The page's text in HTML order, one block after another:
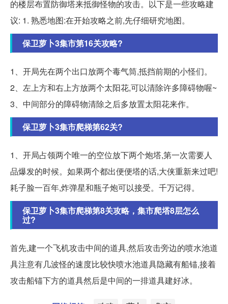
的楼层布置防御塔来抵御怪物的攻击。以下是一些攻略建
议: 1. 熟悉地图:在开始攻略之前,先仔细研究地图。
保卫萝卜3集市第16关攻略?
1、开局先在两个出口放两个毒气筒,抵挡前期的小怪们。
2、左上方和右上方放两个太阳花,可以清除许多障碍物喔~
3、中间部分的障碍物清除之后多放置太阳花来作。
保卫萝卜3集市爬梯第62关?
1、开局占领两个唯一的空位放下两个炮塔,第一次需要人
品爆发的时候。如果两个都出便便塔的话,大侠重新来过吧!
耗子脸一百年,炸弹星和瓶子炮可以接受。千万记得。
保卫萝卜3集市爬梯第8关攻略，集市爬塔8层怎么
过?
首先,建一个飞机攻击中间的道具,然后攻击旁边的喷水池道
具注意有几波怪的速度比较快喷水池道具隐藏有船锚,接着
攻击船锚下方的道具然后是中间的一排道具建好冰。